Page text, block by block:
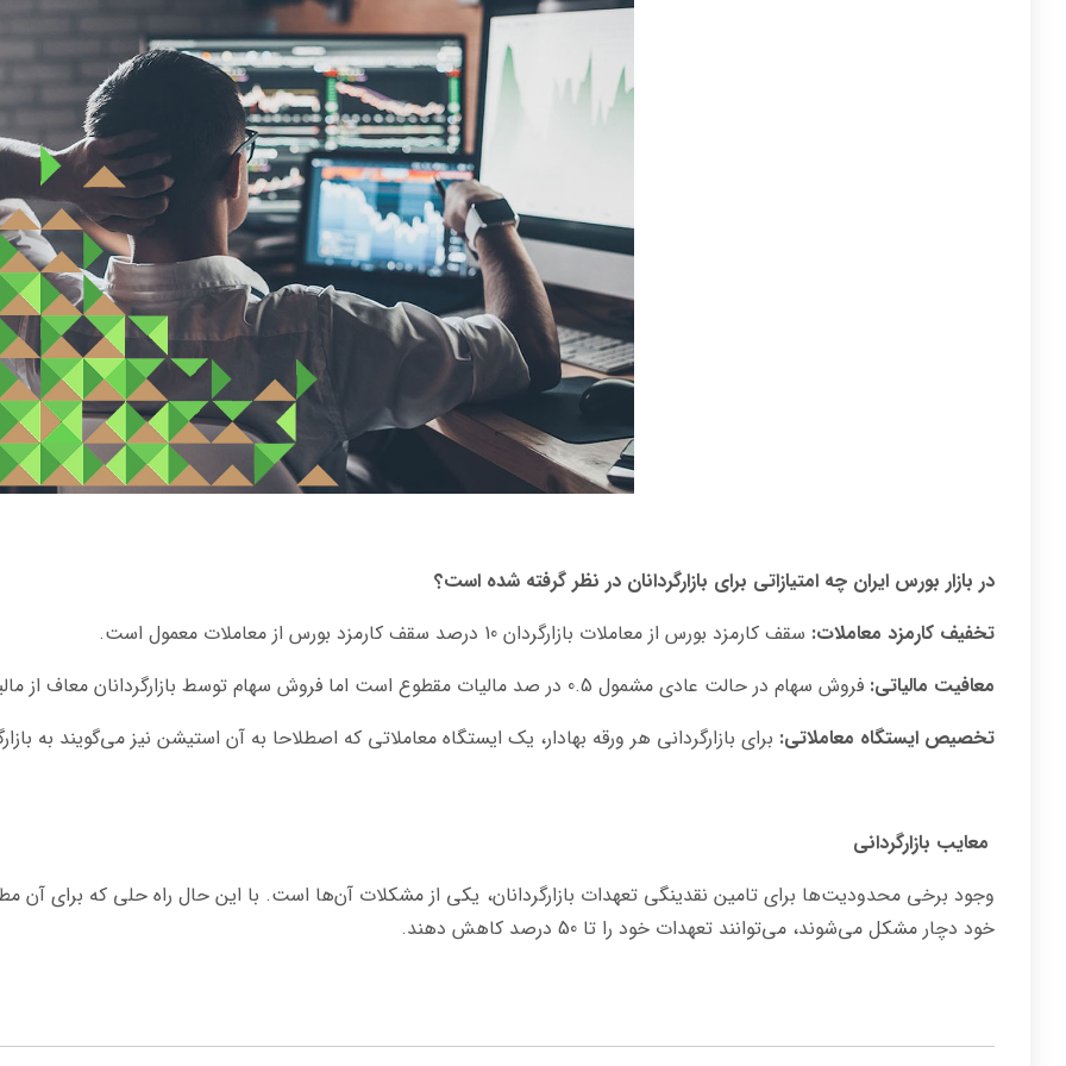
در بازار بورس ایران چه امتیازاتی برای بازارگردانان در نظر گرفته شده است؟
تخفیف کارمزد معاملات: سقف کارمزد بورس از معاملات بازارگردان 10 درصد سقف کارمزد بورس از معاملات معمول است.
معافیت مالیاتی: فروش سهام در حالت عادی مشمول 0.5 در صد مالیات مقطوع است اما فروش سهام توسط بازارگردانان معاف از مالیات است.
تخصیص ایستگاه معاملاتی: برای بازارگردانی هر ورقه بهادار، یک ایستگاه معاملاتی که اصطلاحا به آن استیشن نیز می‌گویند به بازارگزدان 10 درصد سقف کارمزد بورس از معاملات
معایب بازارگردانی
وجود برخی محدودیت‌ها برای تامین نقدینگی تعهدات بازارگردانان، یکی از مشکلات آن‌ها است. با این حال راه حلی که برای آن
خود دچار مشکل می‌شوند، می‌توانند تعهدات خود را تا 50 درصد کاهش دهند.